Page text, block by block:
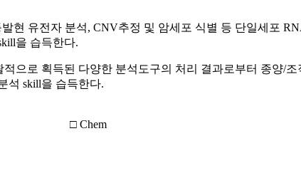
현 유전자 분석, CNV추정 및 암세포 식별 등 단일세포
을 습득한다.
으로 획득된 다양한 분석도구의 처리 결과로부터 종양/
석 skill을 습득한다.
□ Chem